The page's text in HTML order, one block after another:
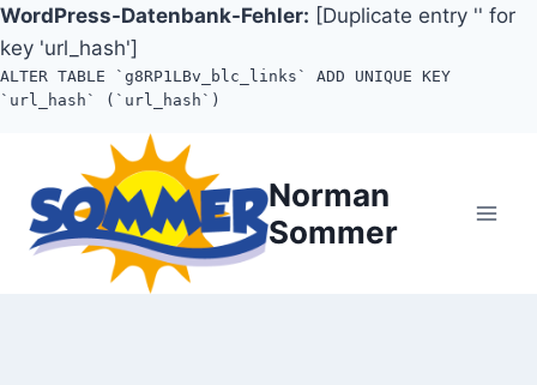
WordPress-Datenbank-Fehler: [Duplicate entry '' for
key 'url_hash']
ALTER TABLE `g8RP1LBv_blc_links` ADD UNIQUE KEY
`url_hash` (`url_hash`)
springen
Norman
Sommer